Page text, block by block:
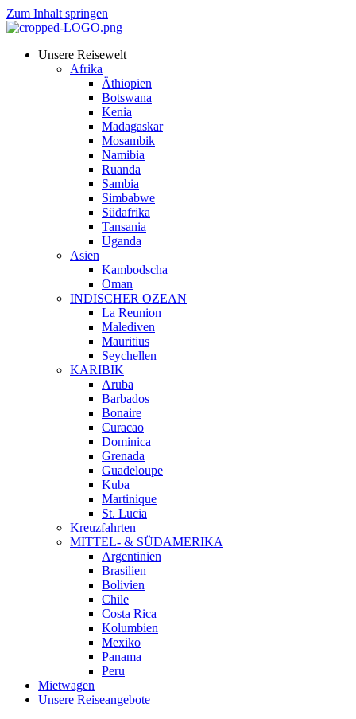
Zum Inhalt springen
Unsere Reisewelt
Afrika
Äthiopien
Botswana
Kenia
Madagaskar
Mosambik
Namibia
Ruanda
Sambia
Simbabwe
Südafrika
Tansania
Uganda
Asien
Kambodscha
Oman
INDISCHER OZEAN
La Reunion
Malediven
Mauritius
Seychellen
KARIBIK
Aruba
Barbados
Bonaire
Curacao
Dominica
Grenada
Guadeloupe
Kuba
Martinique
St. Lucia
Kreuzfahrten
MITTEL- & SÜDAMERIKA
Argentinien
Brasilien
Bolivien
Chile
Costa Rica
Kolumbien
Mexiko
Panama
Peru
Mietwagen
Unsere Reiseangebote